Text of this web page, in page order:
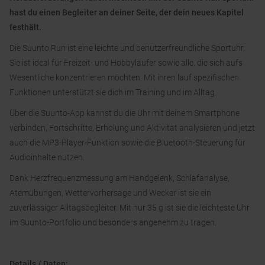
hast du einen Begleiter an deiner Seite, der dein neues Kapitel
festhält.
Die Suunto Run ist eine leichte und benutzerfreundliche Sportuhr.
Sie ist ideal für Freizeit- und Hobbyläufer sowie alle, die sich aufs
Wesentliche konzentrieren möchten. Mit ihren lauf spezifischen
Funktionen unterstützt sie dich im Training und im Alltag.
Über die Suunto-App kannst du die Uhr mit deinem Smartphone
verbinden, Fortschritte, Erholung und Aktivität analysieren und jetzt
auch die MP3-Player-Funktion sowie die Bluetooth-Steuerung für
Audioinhalte nutzen.
Dank Herzfrequenzmessung am Handgelenk, Schlafanalyse,
Atemübungen, Wettervorhersage und Wecker ist sie ein
zuverlässiger Alltagsbegleiter. Mit nur 35 g ist sie die leichteste Uhr
im Suunto-Portfolio und besonders angenehm zu tragen.